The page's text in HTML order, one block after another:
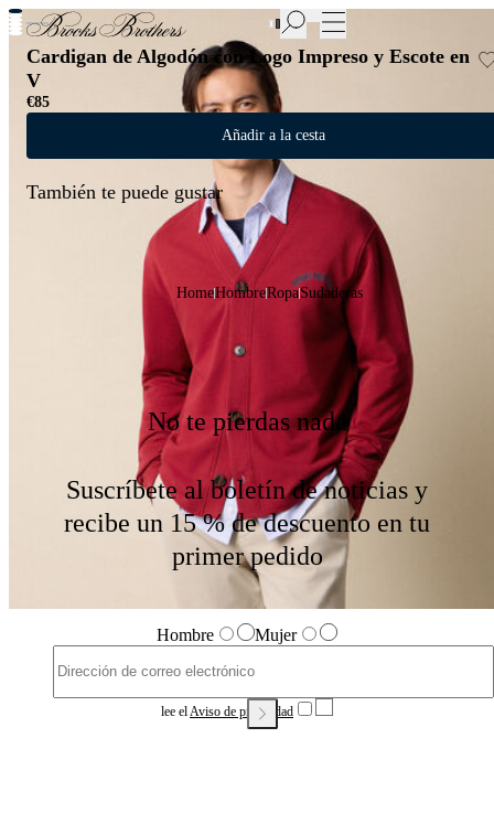
Nuevas incorporaciones a las Rebajas | Hasta 50%
Cardigan de Algodón con Logo Impreso y Escote en
V
€85
Añadir a la cesta
También te puede gustar
HomeHombreRopaSudaderas
No te pierdas nada
Suscríbete al boletín de noticias y
recibe un 15 % de descuento en tu
primer pedido
Hombre Mujer
lee elAviso de privacidad